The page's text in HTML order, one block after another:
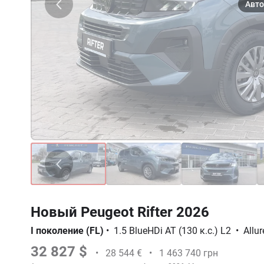
Новый Peugeot Rifter 2026
I поколение (FL) • 1.5 BlueHDi AT (130 к.с.) L2 •
32 827 $ • 28 544 € • 1 463 740 грн